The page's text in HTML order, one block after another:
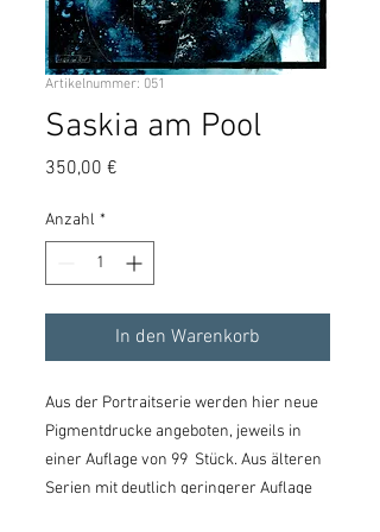
Artikelnummer: 051
Saskia am Pool
350,00 €
Anzahl *
In den Warenkorb
Aus der Portraitserie werden hier neue
Pigmentdrucke angeboten, jeweils in
einer Auflage von 99 Stück. Aus älteren
Serien mit deutlich geringerer Auflage